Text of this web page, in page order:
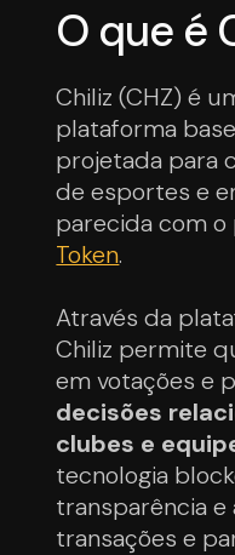
O que é
Chiliz (CHZ) é
plataforma
projetada para
de esportes e
parecida com
Token.
Através da
Chiliz permite
em votações e
decisões
clubes e
tecnologia
transparência e
transações e